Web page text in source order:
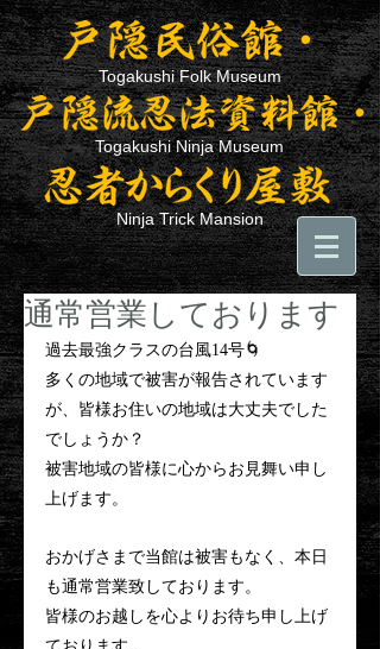
Togakushi Folk Museum
Togakushi Ninja Museum
Ninja Trick Mansion
通常営業しております
過去最強クラスの台風14号🌀
多くの地域で被害が報告されています
が、皆様お住いの地域は大丈夫でした
でしょうか？
被害地域の皆様に心からお見舞い申し
上げます。
おかげさまで当館は被害もなく、本日
も通常営業致しております。
皆様のお越しを心よりお待ち申し上げ